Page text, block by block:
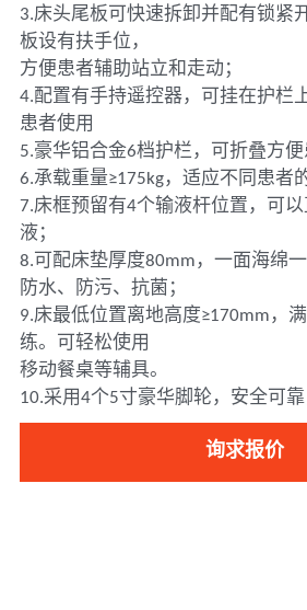
3.床头尾板可快速拆卸并配有锁紧
板设有扶手位，
方便患者辅助站立和走动；
4.配置有手持遥控器，可挂在护栏
患者使用
5.豪华铝合金6档护栏，可折叠方便
6.承载重量≥175kg，适应不同患者
7.床框预留有4个输液杆位置，可
液；
8.可配床垫厚度80mm，一面海绵
防水、防污、抗菌；
9.床最低位置离地高度≥170mm，
练。可轻松使用
移动餐桌等辅具。
10.采用4个5寸豪华脚轮，安全可靠
询求报价